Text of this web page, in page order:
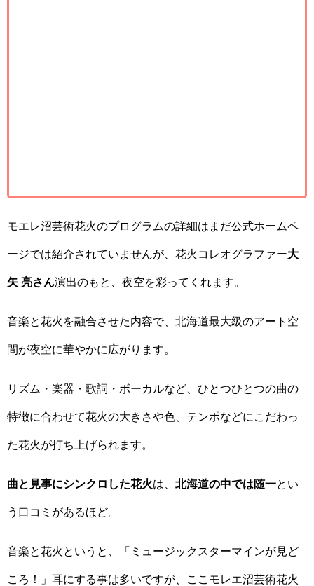
モエレ沼芸術花火のプログラムの詳細はまだ公式ホームペ
ージでは紹介されていませんが、花火コレオグラファー大
矢 亮さん演出のもと、夜空を彩ってくれます。
音楽と花火を融合させた内容で、北海道最大級のアート空
間が夜空に華やかに広がります。
リズム・楽器・歌詞・ボーカルなど、ひとつひとつの曲の
特徴に合わせて花火の大きさや色、テンポなどにこだわっ
た花火が打ち上げられます。
曲と見事にシンクロした花火は、 北海道の中では随一とい
う口コミがあるほど。
音楽と花火というと、「ミュージックスターマインが見ど
ころ！」耳にする事は多いですが、ここモレエ沼芸術花火